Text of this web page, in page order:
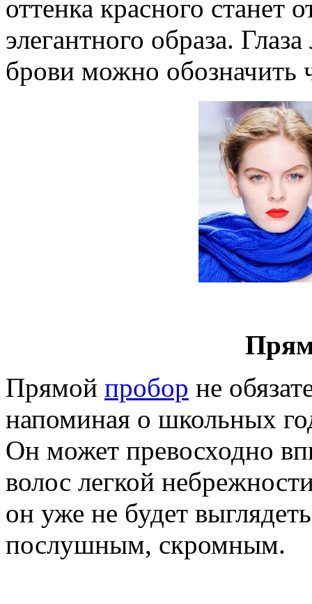
оттенка красного
элегантного образа.
брови можно обозначить
Прямой пробор не
напоминая о школьных
Он может превосходно
волос легкой
он уже не будет
послушным, скромным.